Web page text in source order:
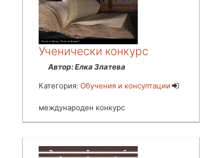
Ученически конкурс
Автор: Елка Златева
Категория: Обучения и консултации
международен конкурс